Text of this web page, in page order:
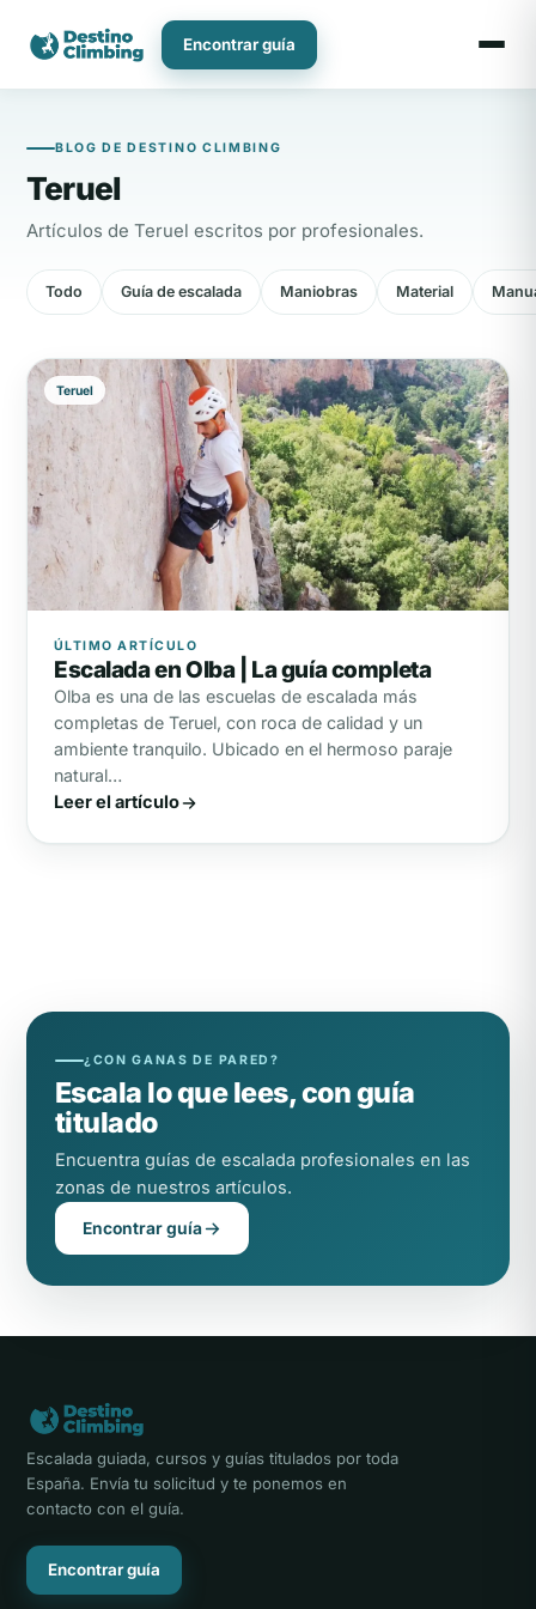
contenido
Encontrar guía
BLOG DE DESTINO CLIMBING
Teruel
Artículos de Teruel escritos por profesionales.
Todo Guía de escalada Maniobras Material
Teruel
ÚLTIMO ARTÍCULO
Escalada en Olba | La guía completa
Olba es una de las escuelas de escalada más
completas de Teruel, con roca de calidad y un
ambiente tranquilo. Ubicado en el hermoso paraje
natural…
Leer el artículo
¿CON GANAS DE PARED?
Escala lo que lees, con guía
titulado
Encuentra guías de escalada profesionales en las
zonas de nuestros artículos.
Encontrar guía
Escalada guiada, cursos y guías titulados por toda
España. Envía tu solicitud y te ponemos en
contacto con el guía.
Encontrar guía